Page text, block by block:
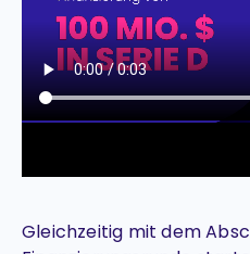
Gleichzeitig mit dem